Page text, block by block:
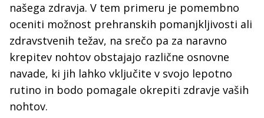
našega zdravja. V tem primeru je pomembno
oceniti možnost prehranskih pomanjkljivosti ali
zdravstvenih težav, na srečo pa za naravno
krepitev nohtov obstajajo različne osnovne
navade, ki jih lahko vključite v svojo lepotno
rutino in bodo pomagale okrepiti zdravje vaših
nohtov.